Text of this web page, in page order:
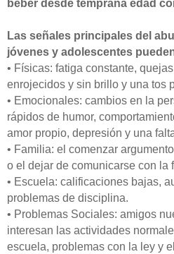
beber desde temprana edad
Las señales principales del
jóvenes y adolescentes
• Físicas: fatiga constante,
enrojecidos y sin brillo y una tos
• Emocionales: cambios en la
rápidos de humor,
amor propio, depresión y una
• Familia: el comenzar
o el dejar de comunicarse con la
• Escuela: calificaciones bajas,
problemas de disciplina.
• Problemas Sociales: amigos
interesan las actividades
escuela, problemas con la ley y